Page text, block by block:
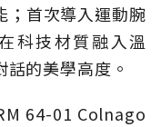
；首次導入運動腕
科技材質融入溫
的美學高度。
64-01 Colnago